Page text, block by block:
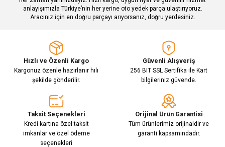
Gönder
anlayışımızla Türkiye’nin her yerine oto yedek parça ulaştırıyoruz.
Aracınız için en doğru parçayı arıyorsanız, doğru yerdesiniz.
Hızlı ve Özenli Kargo
Kargonuz özenle hazırlanır hılı
şekilde gönderilir.
Güvenli Alışveriş
256 BIT SSL Sertifika ile Kart
bilgileriniz güvende.
Taksit Seçenekleri
Kredi kartına özel taksit
imkanlar ve özel ödeme
seçenekleri
Orijinal Ürün Garantisi
Tüm ürünlerimiz orijinaldir ve
garanti kapsamındadır.